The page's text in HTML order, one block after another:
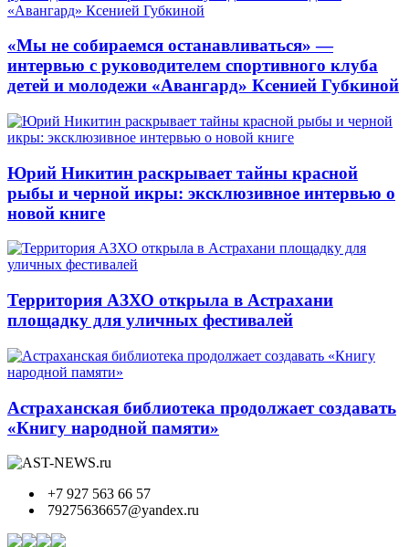
«Мы не собираемся останавливаться» —
интервью с руководителем спортивного клуба
детей и молодежи «Авангард» Ксенией Губкиной
Юрий Никитин раскрывает тайны красной
рыбы и черной икры: эксклюзивное интервью о
новой книге
Территория АЗХО открыла в Астрахани
площадку для уличных фестивалей
Астраханская библиотека продолжает создавать
«Книгу народной памяти»
+7 927 563 66 57
79275636657@yandex.ru